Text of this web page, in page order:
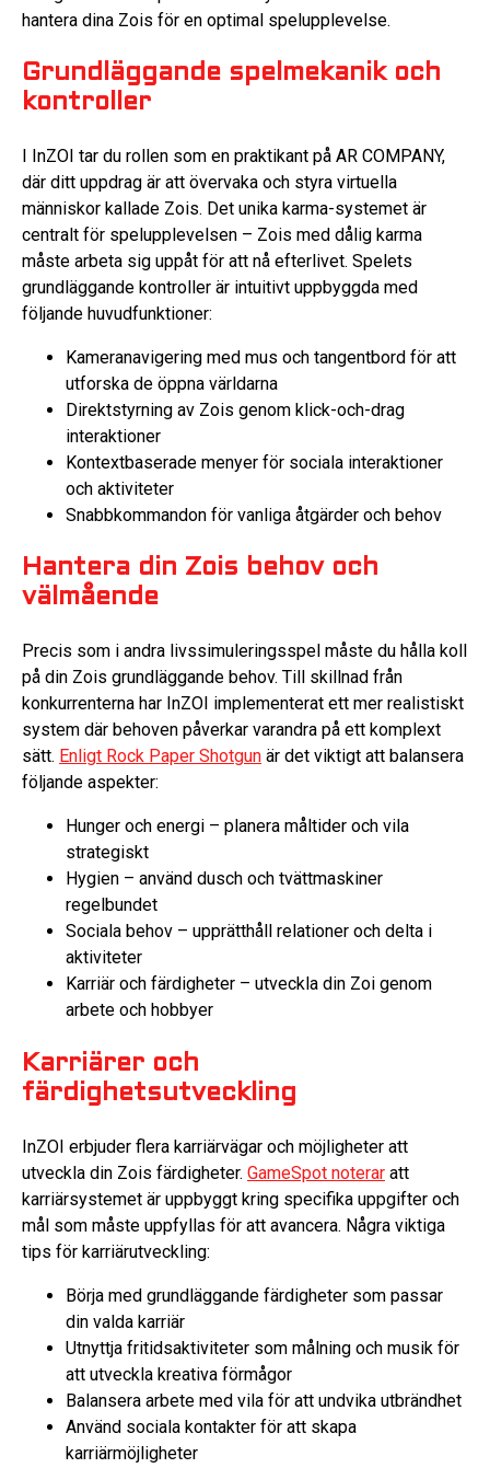
hantera dina Zois för en optimal spelupplevelse.
Grundläggande spelmekanik och
kontroller
I InZOI tar du rollen som en praktikant på AR COMPANY,
där ditt uppdrag är att övervaka och styra virtuella
människor kallade Zois. Det unika karma-systemet är
centralt för spelupplevelsen – Zois med dålig karma
måste arbeta sig uppåt för att nå efterlivet. Spelets
grundläggande kontroller är intuitivt uppbyggda med
följande huvudfunktioner:
Kameranavigering med mus och tangentbord för att
utforska de öppna världarna
Direktstyrning av Zois genom klick-och-drag
interaktioner
Kontextbaserade menyer för sociala interaktioner
och aktiviteter
Snabbkommandon för vanliga åtgärder och behov
Hantera din Zois behov och
välmående
Precis som i andra livssimuleringsspel måste du hålla koll
på din Zois grundläggande behov. Till skillnad från
konkurrenterna har InZOI implementerat ett mer realistiskt
system där behoven påverkar varandra på ett komplext
sätt. Enligt Rock Paper Shotgun är det viktigt att balansera
följande aspekter:
Hunger och energi – planera måltider och vila
strategiskt
Hygien – använd dusch och tvättmaskiner
regelbundet
Sociala behov – upprätthåll relationer och delta i
aktiviteter
Karriär och färdigheter – utveckla din Zoi genom
arbete och hobbyer
Karriärer och
färdighetsutveckling
InZOI erbjuder flera karriärvägar och möjligheter att
utveckla din Zois färdigheter. GameSpot noterar att
karriärsystemet är uppbyggt kring specifika uppgifter och
mål som måste uppfyllas för att avancera. Några viktiga
tips för karriärutveckling:
Börja med grundläggande färdigheter som passar
din valda karriär
Utnyttja fritidsaktiviteter som målning och musik för
att utveckla kreativa förmågor
Balansera arbete med vila för att undvika utbrändhet
Använd sociala kontakter för att skapa
karriärmöjligheter